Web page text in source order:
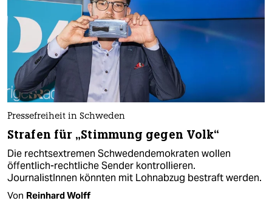
Pressefreiheit in Schweden
Strafen für „Stimmung gegen Volk“
Die rechtsextremen Schwedendemokraten wollen
öffentlich-rechtliche Sender kontrollieren.
JournalistInnen könnten mit Lohnabzug bestraft werden.
Von Reinhard Wolff